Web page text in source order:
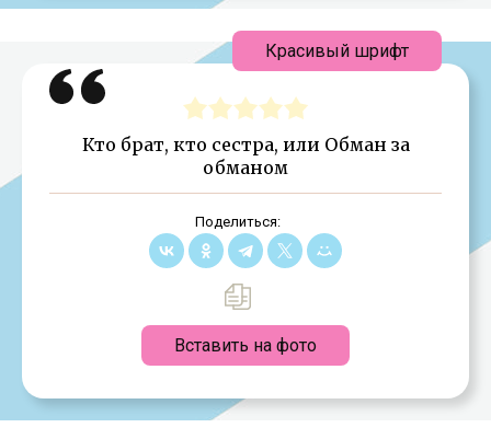
Кто брат, кто сестра, или Обман за
обманом
Поделиться:
Вставить на фото
Красивый шрифт